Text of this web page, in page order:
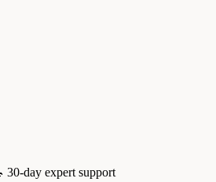
30-day expert support